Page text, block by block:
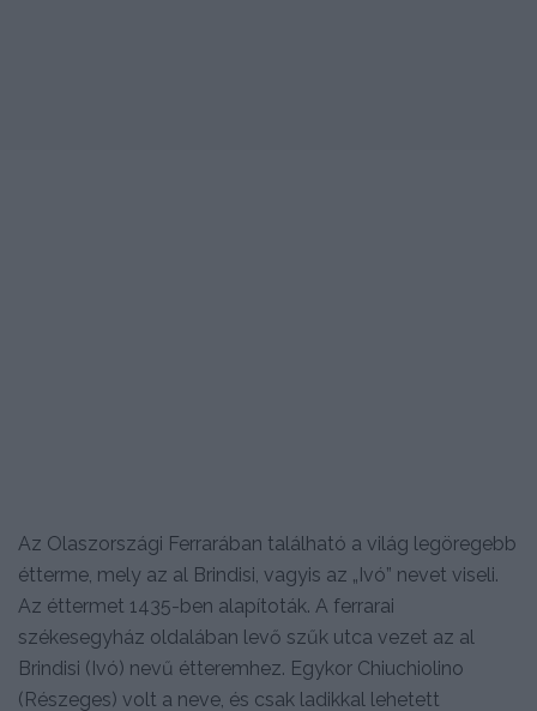
Az Olaszországi Ferrarában található a világ legöregebb
étterme, mely az al Brindisi, vagyis az „Ivó” nevet viseli.
Az éttermet 1435-ben alapítoták. A ferrarai
székesegyház oldalában levő szűk utca vezet az al
Brindisi (Ivó) nevű étteremhez. Egykor Chiuchiolino
(Részeges) volt a neve, és csak ladikkal lehetett